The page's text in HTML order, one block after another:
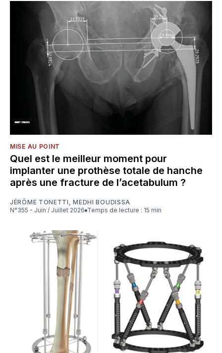
MISE AU POINT
Quel est le meilleur moment pour
implanter une prothèse totale de hanche
après une fracture de l’acetabulum ?
JÉRÔME TONETTI ,MEDHI BOUDISSA
N°355 - Juin / Juillet 2026
Temps de lecture : 15 min